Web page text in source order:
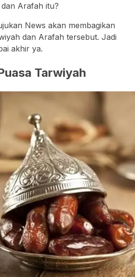
dan Arafah itu?
News akan membagikan
dan Arafah tersebut. Jadi
akhir ya.
Tarwiyah